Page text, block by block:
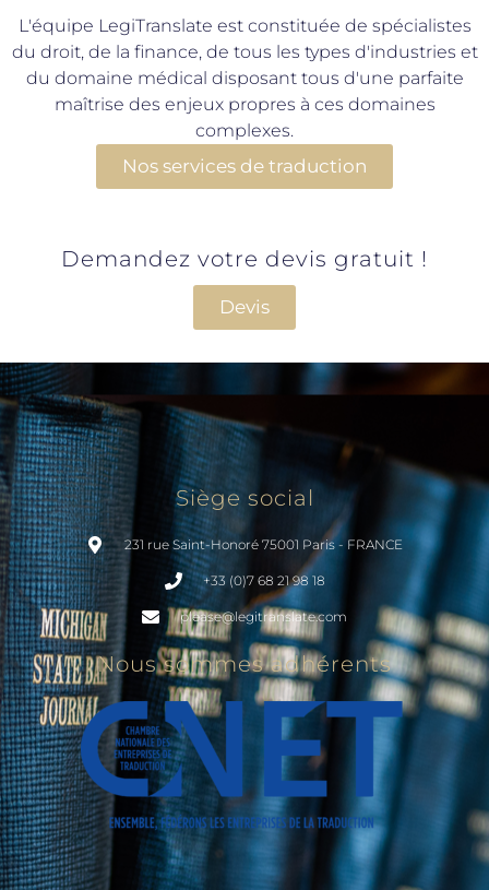
L'équipe LegiTranslate est constituée de spécialistes
du droit, de la finance, de tous les types d'industries et
du domaine médical disposant tous d'une parfaite
maîtrise des enjeux propres à ces domaines
complexes.
Nos services de traduction
Demandez votre devis gratuit !
Devis
Siège social
231 rue Saint-Honoré 75001 Paris - FRANCE
+33 (0)7 68 21 98 18
please@legitranslate.com
Nous sommes adhérents